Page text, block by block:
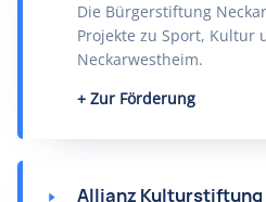
Die Bürgerstiftung
Projekte zu Sport, Kultur
Neckarwestheim.
Zur Förderung
Allianz Kulturstiftung